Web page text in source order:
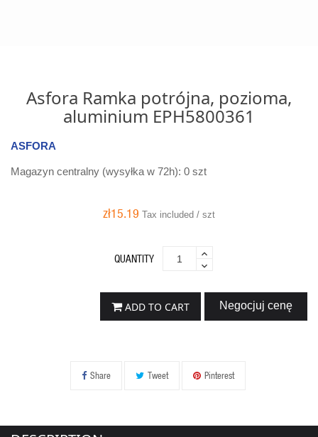
Asfora Ramka potrójna, pozioma,
aluminium EPH5800361
ASFORA
Magazyn centralny (wysyłka w 72h): 0 szt
zł15.19 Tax included / szt
QUANTITY
ADD TO CART Negocjuj cenę
Share Tweet Pinterest